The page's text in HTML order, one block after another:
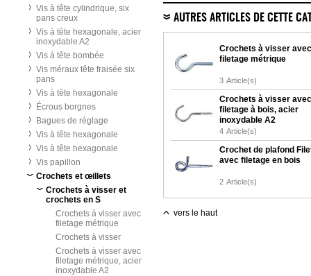
Vis à tête cylindrique, six
pans creux
Vis à tête hexagonale, acier
inoxydable A2
Vis à tête bombée
Vis méraux tête fraisée six
pans
Vis à tête hexagonale
Écrous borgnes
Bagues de réglage
Vis à tête hexagonale
Vis à tête hexagonale
Vis papillon
Crochets et œillets
Crochets à visser et
crochets en S
Crochets à visser avec
filetage métrique
Crochets à visser
Crochets à visser avec
filetage métrique, acier
inoxydable A2
AUTRES ARTICLES DE CETTE
Crochets à visser avec
filetage métrique
3 Article(s)
Crochets à visser avec
filetage à bois, acier
inoxydable A2
4 Article(s)
Crochet de plafond
avec filetage en bois
2 Article(s)
vers le haut